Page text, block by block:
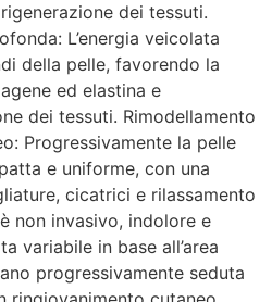
dei tessuti.
L’energia veicolata
della pelle, favorendo la
ed elastina e
dei tessuti. Rimodellamento
Progressivamente la pelle
e uniforme, con una
cicatrici e rilassamento
non invasivo, indolore e
variabile in base all’area
progressivamente seduta